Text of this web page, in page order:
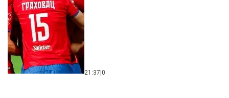
21:37 0